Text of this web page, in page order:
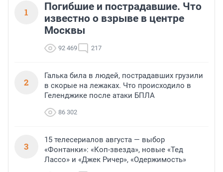
1
Погибшие и пострадавшие. Что
известно о взрыве в центре
Москвы
92 469 217
2
Галька била в людей, пострадавших грузили
в скорые на лежаках. Что происходило в
Геленджике после атаки БПЛА
86 302
3
15 телесериалов августа — выбор
«Фонтанки»: «Коп-звезда», новые «Тед
Лассо» и «Джек Ричер», «Одержимость»